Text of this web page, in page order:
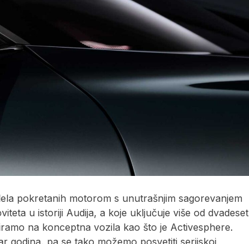
pokretanih motorom s unutrašnjim sagorevanjem
u istoriji Audija, a koje uključuje više od dvadeset
na konceptna vozila kao što je Activesphere.